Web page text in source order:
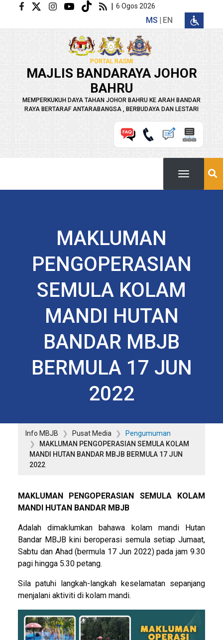
Langkau ke kandungan utama | 6 Ogos 2026
MS EN
PORTAL RASMI
MAJLIS BANDARAYA JOHOR
BAHRU
MEMPERKUKUH DAYA TAHAN JOHOR BAHRU KE ARAH BANDAR
RAYA BERTARAF ANTARABANGSA , BERBUDAYA DAN LESTARI
MAKLUMAN
PENGOPERASIAN
SEMULA KOLAM
MANDI HUTAN
BANDAR MBJB
BERMULA 17 JUN
2022
Info MBJB Pusat Media
Pengumuman
MAKLUMAN PENGOPERASIAN SEMULA KOLAM
MANDI HUTAN BANDAR MBJB BERMULA 17 JUN
2022
MAKLUMAN PENGOPERASIAN SEMULA KOLAM
MANDI HUTAN BANDAR MBJB
Adalah dimaklumkan bahawa kolam mandi Hutan
Bandar MBJB kini beroperasi semula setiap Jumaat,
Sabtu dan Ahad (bermula 17 Jun 2022) pada jam 9.30
pagi hingga 5.30 petang.
Sila patuhi langkah-langkah keselamatan sepanjang
menjalani aktiviti di kolam mandi.